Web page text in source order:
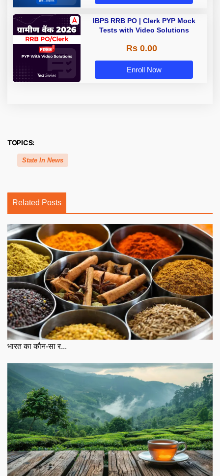
IBPS RRB PO | Clerk PYP Mock
Tests with Video Solutions
Rs 0.00
Enroll Now
TOPICS:
State In News
Related Posts
भारत का कौन-सा र...